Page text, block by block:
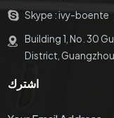
Skype :ivy-boente
Building 1, No. 30
District,
اشترك